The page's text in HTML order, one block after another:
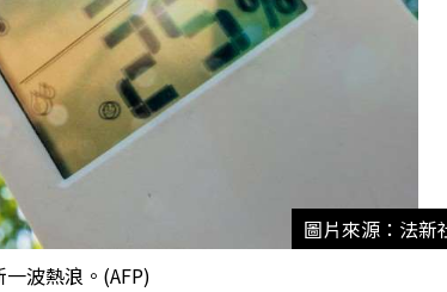
圖片來源：法新
波熱浪。(AFP)